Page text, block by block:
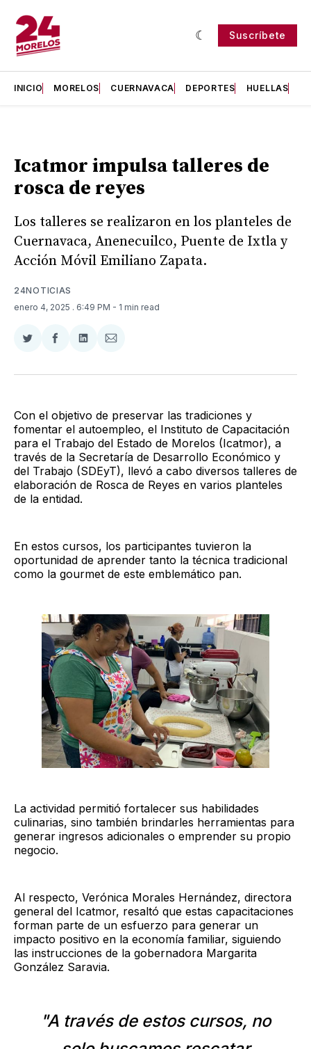
Suscríbete
INICIO MORELOS CUERNAVACA DEPORTES HUELLAS
Icatmor impulsa talleres de
rosca de reyes
Los talleres se realizaron en los planteles de
Cuernavaca, Anenecuilco, Puente de Ixtla y
Acción Móvil Emiliano Zapata.
24NOTICIAS
enero 4, 2025 . 6:49 PM - 1 min read
Compartir
Twitter
Compartir
Facebook
Compartir
LinkedIn
Compartir
Email
Con el objetivo de preservar las tradiciones y
fomentar el autoempleo, el Instituto de Capacitación
para el Trabajo del Estado de Morelos (Icatmor), a
través de la Secretaría de Desarrollo Económico y
del Trabajo (SDEyT), llevó a cabo diversos talleres de
elaboración de Rosca de Reyes en varios planteles
de la entidad.
En estos cursos, los participantes tuvieron la
oportunidad de aprender tanto la técnica tradicional
como la gourmet de este emblemático pan.
La actividad permitió fortalecer sus habilidades
culinarias, sino también brindarles herramientas para
generar ingresos adicionales o emprender su propio
negocio.
Al respecto, Verónica Morales Hernández, directora
general del Icatmor, resaltó que estas capacitaciones
forman parte de un esfuerzo para generar un
impacto positivo en la economía familiar, siguiendo
las instrucciones de la gobernadora Margarita
González Saravia.
"A través de estos cursos, no